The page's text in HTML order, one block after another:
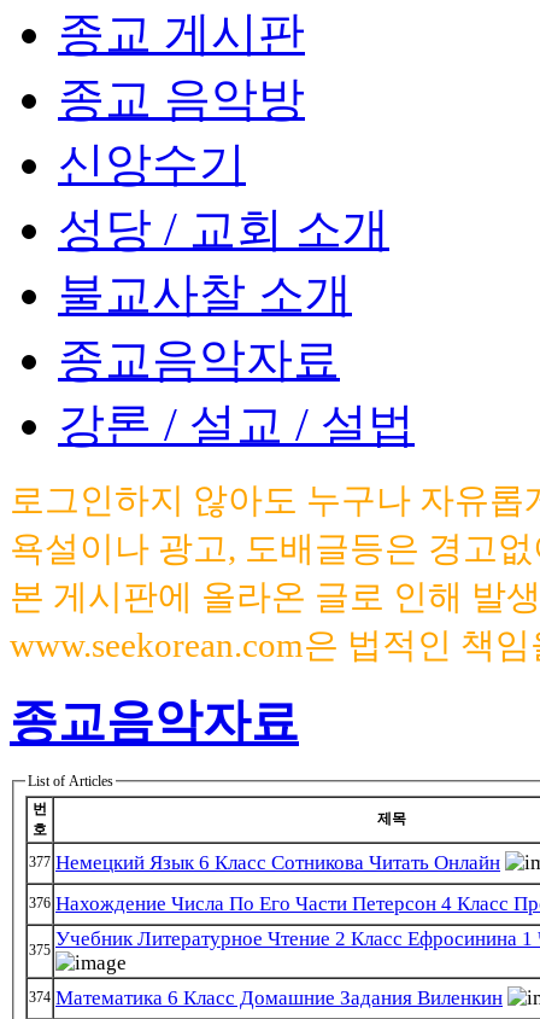
종교 게시판
종교 음악방
신앙수기
성당 / 교회 소개
불교사찰 소개
종교음악자료
강론 / 설교 / 설법
로그인하지 않아도 누구나 자유
욕설이나 광고, 도배글등은 경고
본 게시판에 올라온 글로 인해 발
www.seekorean.com은 법적인 책
종교음악자료
List of Articles
번
호
제목
377 Немецкий Язык 6 Класс Сотникова Читать Онлайн
376 Нахождение Числа По Его Части Петерсон 4 Класс
375 Учебник Литературное Чтение 2 Класс Ефросинина 1
374 Математика 6 Класс Домашние Задания Виленкин